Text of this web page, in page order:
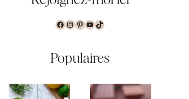
Facebook InstagramPinterest YouTubeTikTok
Populaires